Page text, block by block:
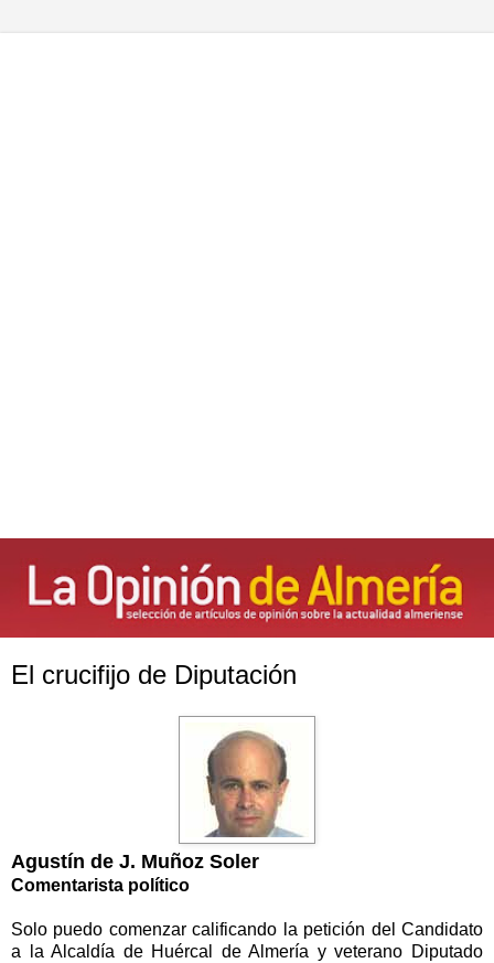
El crucifijo de Diputación
Agustín de J. Muñoz Soler
Comentarista político
Solo puedo comenzar calificando la petición del Candidato
a la Alcaldía de Huércal de Almería y veterano Diputado